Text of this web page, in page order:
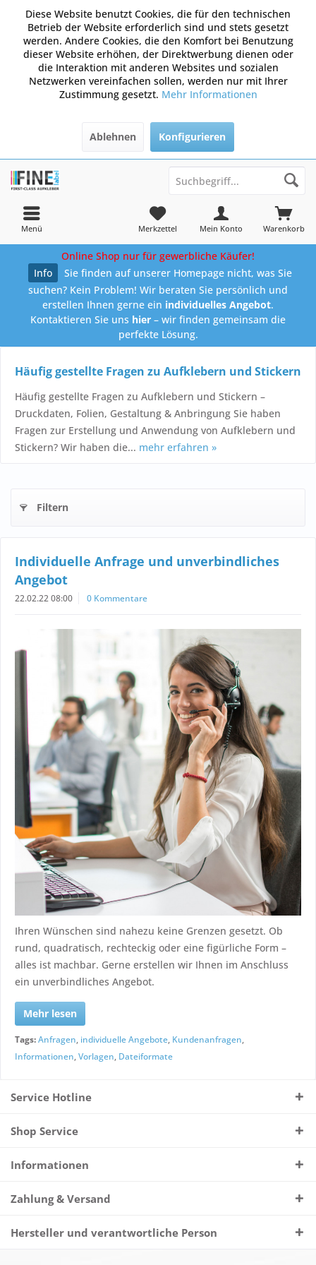
Diese Website benutzt Cookies, die für den technischen
Betrieb der Website erforderlich sind und stets gesetzt
werden. Andere Cookies, die den Komfort bei Benutzung
dieser Website erhöhen, der Direktwerbung dienen oder
die Interaktion mit anderen Websites und sozialen
Netzwerken vereinfachen sollen, werden nur mit Ihrer
Zustimmung gesetzt. Mehr Informationen
Ablehnen Konfigurieren
Warenkorb
Merkzettel Mein Konto
Menü
Online Shop nur für gewerbliche Käufer!
Info
Sie finden auf unserer Homepage nicht, was Sie
suchen? Kein Problem! Wir beraten Sie persönlich und
erstellen Ihnen gerne ein individuelles Angebot.
Kontaktieren Sie uns hier – wir finden gemeinsam die
perfekte Lösung.
Häufig gestellte Fragen zu Aufklebern und Stickern
Häufig gestellte Fragen zu Aufklebern und Stickern –
Druckdaten, Folien, Gestaltung & Anbringung Sie haben
Fragen zur Erstellung und Anwendung von Aufklebern und
Stickern? Wir haben die... mehr erfahren »
Filtern
Individuelle Anfrage und unverbindliches
Angebot
22.02.22 08:00 0 Kommentare
Ihren Wünschen sind nahezu keine Grenzen gesetzt. Ob
rund, quadratisch, rechteckig oder eine figürliche Form –
alles ist machbar. Gerne erstellen wir Ihnen im Anschluss
ein unverbindliches Angebot.
Mehr lesen
Tags:Anfragen, individuelle Angebote, Kundenanfragen,
Informationen,Vorlagen, Dateiformate
Service Hotline
Shop Service
Informationen
Zahlung & Versand
Hersteller und verantwortliche Person